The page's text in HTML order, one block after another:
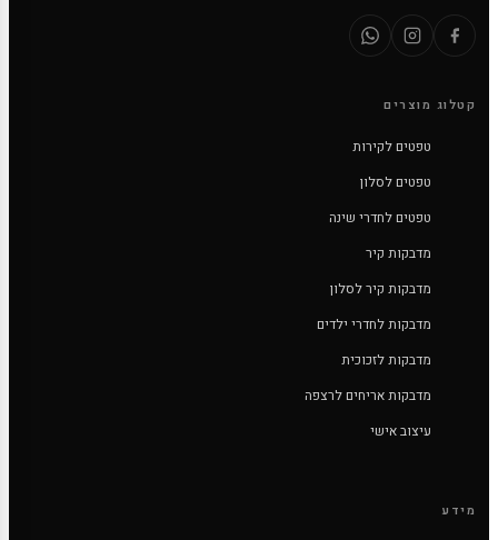
קטלוג מוצרים
טפטים לקירות
טפטים לסלון
טפטים לחדרי שינה
מדבקות קיר
מדבקות קיר לסלון
מדבקות לחדרי ילדים
מדבקות לזכוכית
מדבקות אריחים לרצפה
עיצוב אישי
מידע